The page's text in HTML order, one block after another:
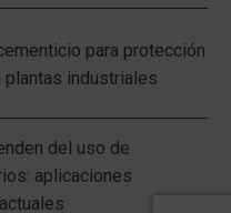
para protección
plantas industriales
del uso de
aplicaciones